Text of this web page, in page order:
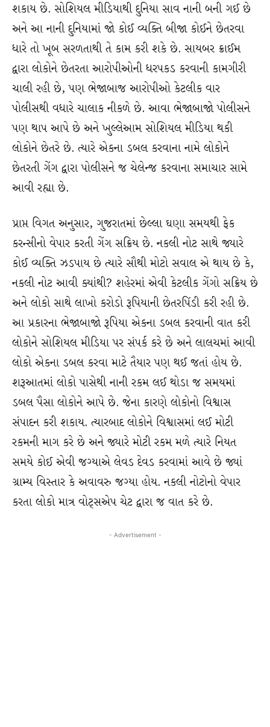
શકાય છે. સોશિયલ મીડિયાથી દુનિયા સાવ નાની બની ગઈ છે
અને આ નાની દુનિયામાં જો કોઈ વ્યક્તિ બીજા કોઈને છેતરવા
ધારે તો ખૂબ સરળતાથી તે કામ કરી શકે છે. સાયબર ક્રાઈમ
દ્વારા લોકોને છેતરતા આરોપીઓની ધરપકડ કરવાની કામગીરી
ચાલી રહી છે, પણ ભેજાબાજ આરોપીઓ કેટલીક વાર
પોલીસથી વધારે ચાલાક નીકળે છે. આવા ભેજાબાજો પોલીસને
પણ થાપ આપે છે અને ખુલ્લેઆમ સોશિયલ મીડિયા થકી
લોકોને છેતરે છે. ત્યારે એકના ડબલ કરવાના નામે લોકોને
છેતરતી ગેંગ દ્વારા પોલીસને જ ચેલેન્જ કરવાના સમાચાર સામે
આવી રહ્યા છે.
પ્રાપ્ત વિગત અનુસાર, ગુજરાતમાં છેલ્લા ઘણા સમયથી ફેક
કરન્સીનો વેપાર કરતી ગેંગ સક્રિય છે. નકલી નોટ સાથે જ્યારે
કોઈ વ્યક્તિ ઝડપાય છે ત્યારે સૌથી મોટો સવાલ એ થાય છે કે,
નકલી નોટ આવી ક્યાંથી? શહેરમાં એવી કેટલીક ગેંગો સક્રિય છે
અને લોકો સાથે લાખો કરોડો રૂપિયાની છેતરપિંડી કરી રહી છે.
આ પ્રકારના ભેજાબાજો રૂપિયા એકના ડબલ કરવાની વાત કરી
લોકોને સોશિયલ મીડિયા પર સંપર્ક કરે છે અને લાલચમાં આવી
લોકો એકના ડબલ કરવા માટે તૈયાર પણ થઈ જતાં હોય છે.
શરૂઆતમાં લોકો પાસેથી નાની રકમ લઈ થોડા જ સમયમાં
ડબલ પૈસા લોકોને આપે છે. જેના કારણે લોકોનો વિશ્વાસ
સંપાદન કરી શકાય. ત્યારબાદ લોકોને વિશ્વાસમાં લઈ મોટી
રકમની માગ કરે છે અને જ્યારે મોટી રકમ મળે ત્યારે નિયત
સમયે કોઈ એવી જગ્યાએ લેવડ દેવડ કરવામાં આવે છે જ્યાં
ગ્રામ્ય વિસ્તાર કે અવાવરુ જગ્યા હોય. નકલી નોટોનો વેપાર
કરતા લોકો માત્ર વોટ્સએપ ચેટ દ્વારા જ વાત કરે છે.
- Advertisement -